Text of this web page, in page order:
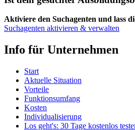
Aktiviere den Suchagenten und lass
Suchagenten aktivieren & verwalten
Info für Unternehmen
Start
Aktuelle Situation
Vorteile
Funktionsumfang
Kosten
Individualisierung
Los geht's: 30 Tage kostenlos